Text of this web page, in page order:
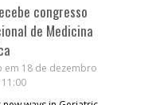
congresso
de Medicina
em 18 de dezembro